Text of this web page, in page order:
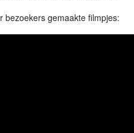
bezoekers gemaakte filmpjes: